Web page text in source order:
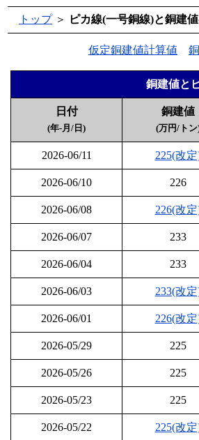
トップ＞ ピカ線(一号銅線)と銅建
仮定銅建値計算値
銅建値と
日付
(年-月/日)
銅建値
(万円/トン
2026-06/11 225(改
2026-06/10 226
2026-06/08 226(改
2026-06/07 233
2026-06/04 233
2026-06/03 233(改
2026-06/01 226(改
2026-05/29 225
2026-05/26 225
2026-05/23 225
2026-05/22 225(改